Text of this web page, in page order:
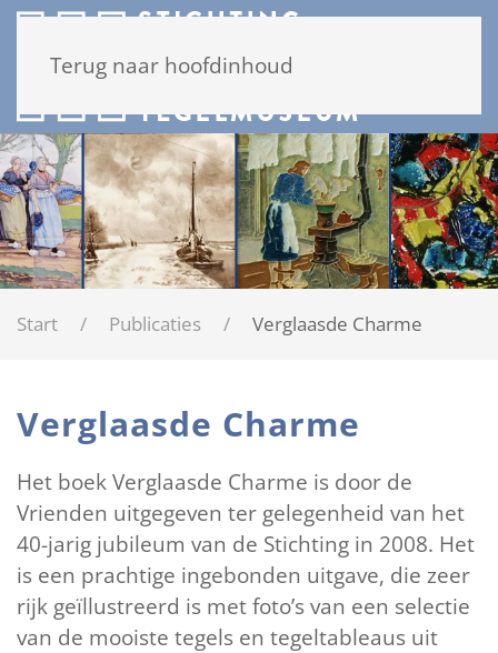
Terug naar hoofdinhoud
Start Publicaties Verglaasde Charme
Verglaasde Charme
Het boek Verglaasde Charme is door de
Vrienden uitgegeven ter gelegenheid van het
40-jarig jubileum van de Stichting in 2008. Het
is een prachtige ingebonden uitgave, die zeer
rijk geïllustreerd is met foto’s van een selectie
van de mooiste tegels en tegeltableaus uit